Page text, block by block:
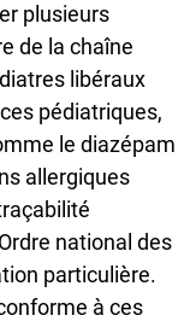
plusieurs
de la chaîne
libéraux
pédiatriques,
le diazépam
allergiques
national des
particulière.
à ces